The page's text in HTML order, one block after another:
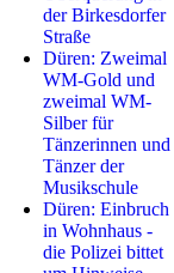
der Birkesdorfer
Straße
Düren: Zweimal
WM-Gold und
zweimal WM-
Silber für
Tänzerinnen und
Tänzer der
Musikschule
Düren: Einbruch
in Wohnhaus -
die Polizei bittet